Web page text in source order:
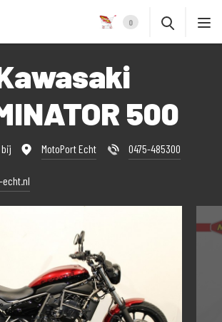
0
500
MotoPort Echt 0475-485300